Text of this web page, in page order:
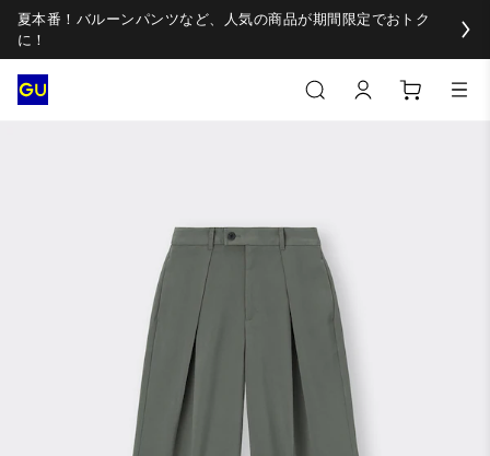
夏本番！バルーンパンツなど、人気の商品が期間限定でおトク
に！